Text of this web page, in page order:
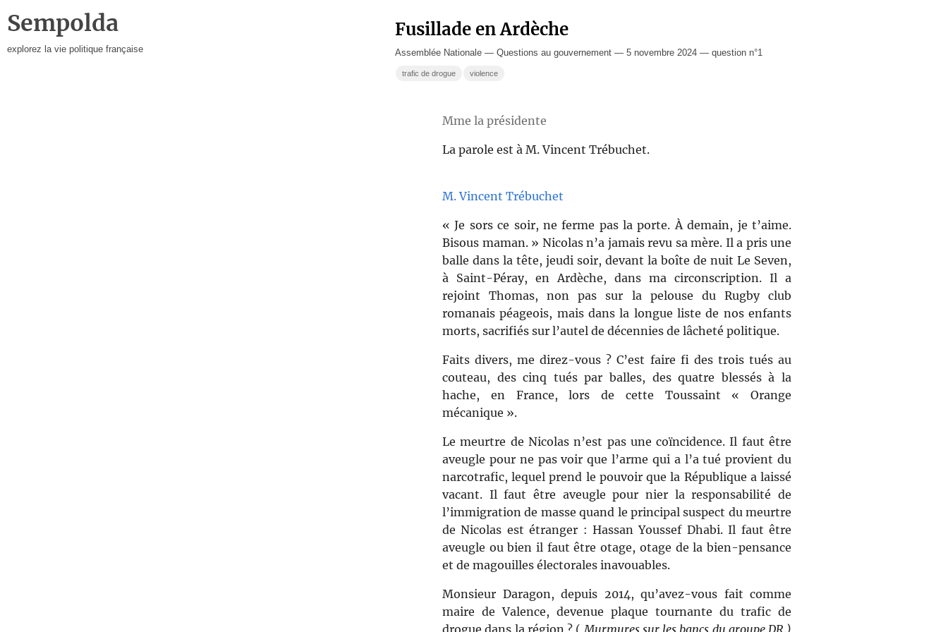
Sempolda
explorez la vie politique française
Fusillade en Ardèche
Assemblée Nationale — Questions au gouvernement — 5 novembre 2024 — question n°1
trafic de drogue violence
Mme la présidente
La parole est à M. Vincent Trébuchet.
M. Vincent Trébuchet
« Je sors ce soir, ne ferme pas la porte. À demain, je t’aime.
Bisous maman. » Nicolas n’a jamais revu sa mère. Il a pris une
balle dans la tête, jeudi soir, devant la boîte de nuit Le Seven,
à Saint-Péray, en Ardèche, dans ma circonscription. Il a
rejoint Thomas, non pas sur la pelouse du Rugby club
romanais péageois, mais dans la longue liste de nos enfants
morts, sacrifiés sur l’autel de décennies de lâcheté politique.
Faits divers, me direz-vous ? C’est faire fi des trois tués au
couteau, des cinq tués par balles, des quatre blessés à la
hache, en France, lors de cette Toussaint « Orange
mécanique ».
Le meurtre de Nicolas n’est pas une coïncidence. Il faut être
aveugle pour ne pas voir que l’arme qui a l’a tué provient du
narcotrafic, lequel prend le pouvoir que la République a laissé
vacant. Il faut être aveugle pour nier la responsabilité de
l’immigration de masse quand le principal suspect du meurtre
de Nicolas est étranger : Hassan Youssef Dhabi. Il faut être
aveugle ou bien il faut être otage, otage de la bien-pensance
et de magouilles électorales inavouables.
Monsieur Daragon, depuis 2014, qu’avez-vous fait comme
maire de Valence, devenue plaque tournante du trafic de